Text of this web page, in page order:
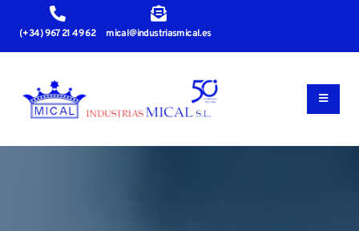
(+34) 967 21 49 62 mical@industriasmical.es